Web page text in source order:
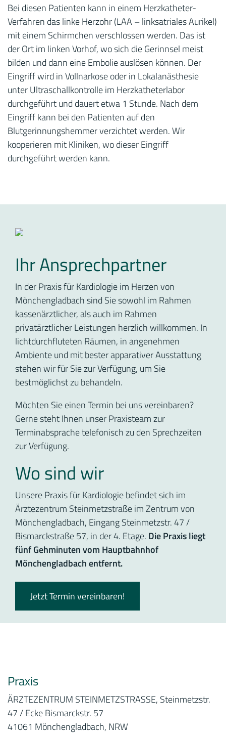
Bei diesen Patienten kann in einem Herzkatheter-
Verfahren das linke Herzohr (LAA – linksatriales Aurikel)
mit einem Schirmchen verschlossen werden. Das ist
der Ort im linken Vorhof, wo sich die Gerinnsel meist
bilden und dann eine Embolie auslösen können. Der
Eingriff wird in Vollnarkose oder in Lokalanästhesie
unter Ultraschallkontrolle im Herzkatheterlabor
durchgeführt und dauert etwa 1 Stunde. Nach dem
Eingriff kann bei den Patienten auf den
Blutgerinnungshemmer verzichtet werden. Wir
kooperieren mit Kliniken, wo dieser Eingriff
durchgeführt werden kann.
Ihr Ansprechpartner
In der Praxis für Kardiologie im Herzen von
Mönchengladbach sind Sie sowohl im Rahmen
kassenärztlicher, als auch im Rahmen
privatärztlicher Leistungen herzlich willkommen. In
lichtdurchfluteten Räumen, in angenehmen
Ambiente und mit bester apparativer Ausstattung
stehen wir für Sie zur Verfügung, um Sie
bestmöglichst zu behandeln.
Möchten Sie einen Termin bei uns vereinbaren?
Gerne steht Ihnen unser Praxisteam zur
Terminabsprache telefonisch zu den Sprechzeiten
zur Verfügung.
Wo sind wir
Unsere Praxis für Kardiologie befindet sich im
Ärztezentrum Steinmetzstraße im Zentrum von
Mönchengladbach, Eingang Steinmetzstr. 47 /
Bismarckstraße 57, in der 4. Etage. Die Praxis liegt
fünf Gehminuten vom Hauptbahnhof
Mönchengladbach entfernt.
Jetzt Termin vereinbaren!
Praxis
ÄRZTEZENTRUM STEINMETZSTRASSE, Steinmetzstr.
47 / Ecke Bismarckstr. 57
41061 Mönchengladbach, NRW